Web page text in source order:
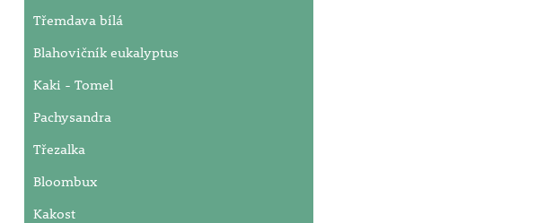
Třemdava bílá
Blahovičník eukalyptus
Kaki - Tomel
Pachysandra
Třezalka
Bloombux
Kakost